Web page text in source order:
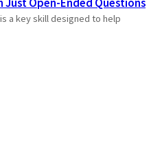
a key skill designed to help